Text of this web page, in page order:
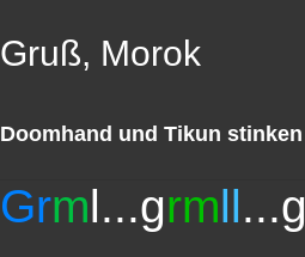
Gruß, Morok
Doomhand und Tikun
Grml...grmll